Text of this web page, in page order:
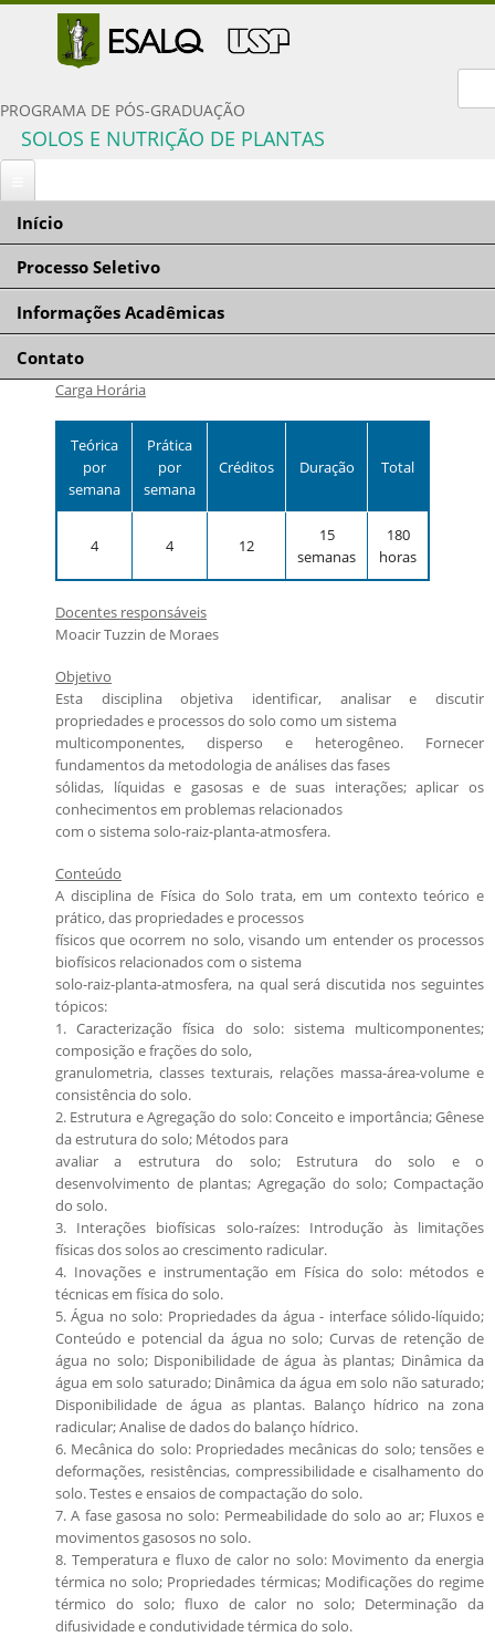
PROGRAMA DE PÓS-GRADUAÇÃO
SOLOS E NUTRIÇÃO DE PLANTAS
Início
Processo Seletivo
Inscrição
Condições gerais
Políticas de Ações Afirmativas
Número de vagas
Candidatos estrangeiros
Inscrições recebidas
Exames e arguições
Informações Acadêmicas
Comissão Coordenadora
Orientadores e linhas de pesquisa
Disciplinas do programa
Proficiência em língua inglesa
Critérios para concessão de bolsas
Contato
Você está aqui
Disciplina - detalhe
LSN5825 - Física do Solo
Carga Horária
Teórica
por
semana
Prática
por
semana
Créditos Duração Total
4 4 12
15
semanas
180
horas
Docentes responsáveis
Moacir Tuzzin de Moraes
Objetivo
Esta disciplina objetiva identificar, analisar e discutir
propriedades e processos do solo como um sistema
multicomponentes, disperso e heterogêneo. Fornecer
fundamentos da metodologia de análises das fases
sólidas, líquidas e gasosas e de suas interações; aplicar os
conhecimentos em problemas relacionados
com o sistema solo-raiz-planta-atmosfera.
Conteúdo
A disciplina de Física do Solo trata, em um contexto teórico e
prático, das propriedades e processos
físicos que ocorrem no solo, visando um entender os processos
biofísicos relacionados com o sistema
solo-raiz-planta-atmosfera, na qual será discutida nos seguintes
tópicos:
1. Caracterização física do solo: sistema multicomponentes;
composição e frações do solo,
granulometria, classes texturais, relações massa-área-volume e
consistência do solo.
2. Estrutura e Agregação do solo: Conceito e importância; Gênese
da estrutura do solo; Métodos para
avaliar a estrutura do solo; Estrutura do solo e o
desenvolvimento de plantas; Agregação do solo; Compactação
do solo.
3. Interações biofísicas solo-raízes: Introdução às limitações
físicas dos solos ao crescimento radicular.
4. Inovações e instrumentação em Física do solo: métodos e
técnicas em física do solo.
5. Água no solo: Propriedades da água - interface sólido-líquido;
Conteúdo e potencial da água no solo; Curvas de retenção de
água no solo; Disponibilidade de água às plantas; Dinâmica da
água em solo saturado; Dinâmica da água em solo não saturado;
Disponibilidade de água as plantas. Balanço hídrico na zona
radicular; Analise de dados do balanço hídrico.
6. Mecânica do solo: Propriedades mecânicas do solo; tensões e
deformações, resistências, compressibilidade e cisalhamento do
solo. Testes e ensaios de compactação do solo.
7. A fase gasosa no solo: Permeabilidade do solo ao ar; Fluxos e
movimentos gasosos no solo.
8. Temperatura e fluxo de calor no solo: Movimento da energia
térmica no solo; Propriedades térmicas; Modificações do regime
térmico do solo; fluxo de calor no solo; Determinação da
difusividade e condutividade térmica do solo.